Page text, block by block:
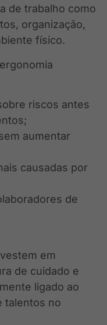
de trabalho como
organização,
físico.
riscos antes
aumentar
causadas por
de
em
de cuidado e
ligado ao
talentos no